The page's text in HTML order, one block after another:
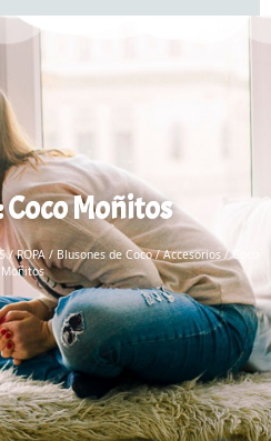
Moñitos
/ROPA / Blusones de Coco/Accesorios/ Coco
Moñitos